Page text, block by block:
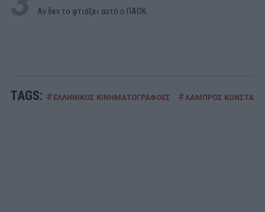
Αν δεν το φτιάξει αυτό ο ΠΑΟΚ…
TAGS: # ΕΛΛΗΝΙΚΟΣ ΚΙΝΗΜΑΤΟΓΡΑΦΟΕΣ # ΛΑΜΠΡΟΣ